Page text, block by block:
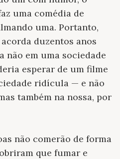
uma comédia de
uma. Portanto,
duzentos anos
não em uma sociedade
esperar de um filme
ridícula — e não
também na nossa, por
não comerão de forma
que fumar e